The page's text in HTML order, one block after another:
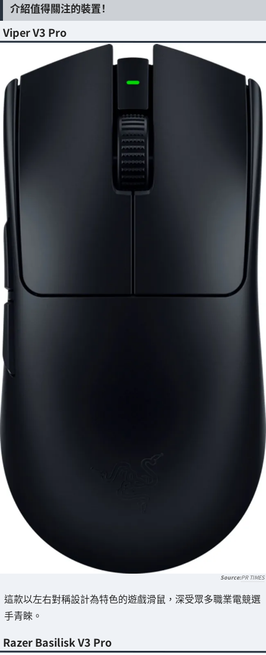
介紹值得關注的裝置！
Viper V3 Pro
PR TIMES
這款以左右對稱設計為特色的遊戲滑鼠，深受眾多職業電競選
手青睞。
Razer Basilisk V3 Pro